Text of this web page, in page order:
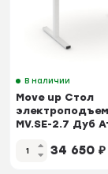
В наличии
Move up Стол
MV.SE-2.7 Дуб
1180*720*720-
34 650 ₽